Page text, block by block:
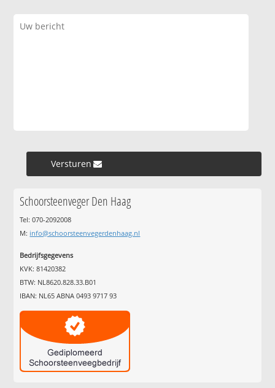
Versturen »
Schoorsteenveger Den Haag
Tel: 070-2092008
M: info@schoorsteenvegerdenhaag.nl
Bedrijfsgegevens
KVK: 81420382
BTW: NL8620.828.33.B01
IBAN: NL65 ABNA 0493 9717 93